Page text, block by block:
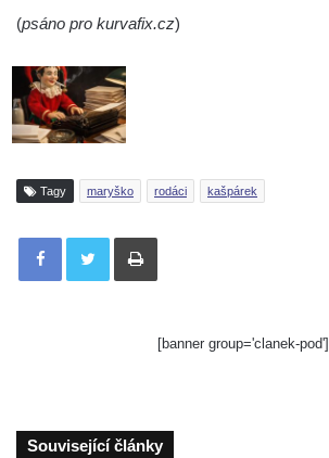
(psáno pro kurvafix.cz)
Tagy maryško rodáci kašpárek
Tisknout
[banner group='clanek-pod']
Související články